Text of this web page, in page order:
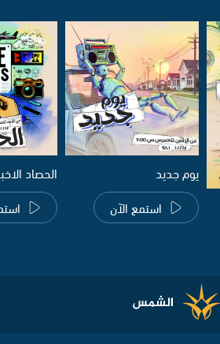
يوم جديد
استمع الآن
الحصاد